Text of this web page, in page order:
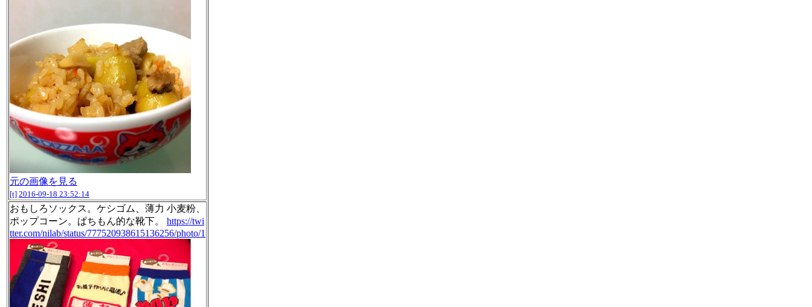
元の画像を見る
[t] 2016-09-18 23:52:14
おもしろソックス。ケシゴム、薄力 小麦粉、
ポップコーン。ぱちもん的な靴下。 https://twi
tter.com/nilab/status/777520938615136256/photo/1